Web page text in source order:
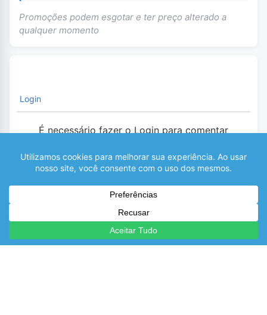
Promoções podem esgotar e ter preço alterado a
qualquer momento
Login
É necessário fazer o Login para comentar
0 COMENTÁRIOS